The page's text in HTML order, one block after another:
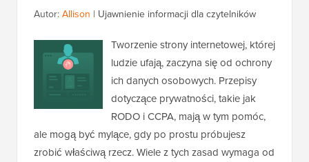
Autor:Allison | Ujawnienie informacji dla czytelników
Tworzenie strony internetowej, której
ludzie ufają, zaczyna się od ochrony
ich danych osobowych. Przepisy
dotyczące prywatności, takie jak
RODO i CCPA, mają w tym pomóc,
ale mogą być mylące, gdy po prostu próbujesz
zrobić właściwą rzecz. Wiele z tych zasad wymaga od